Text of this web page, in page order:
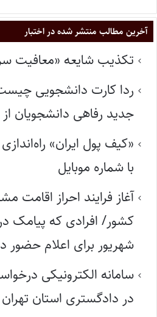
آخرین مطالب منتشر شده در اختبار
تکذیب شایعه «معافیت
ردا کارت دانشجویی
جدید رفاهی دانشجویان از مهر
«کیف پول ایران»
با شماره موبایل
آغاز فرایند احراز اقامت
کشور/ افرادی که پیامک
شهریور برای اعلام
سامانه الکترونیکی
در دادگستری استان تهران